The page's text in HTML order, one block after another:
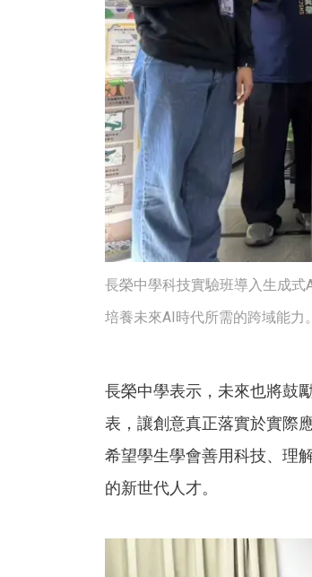
長榮中學科技實驗班導入生成式
培養未來AI時代所需的跨域能力
長榮中學表示，未來也將鼓
表，讓創意真正落實於實際
希望學生學會善用科技、理
的新世代人才。